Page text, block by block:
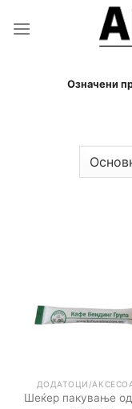
Означени
ДОДАТОЦИ/
Шеќер пакување од